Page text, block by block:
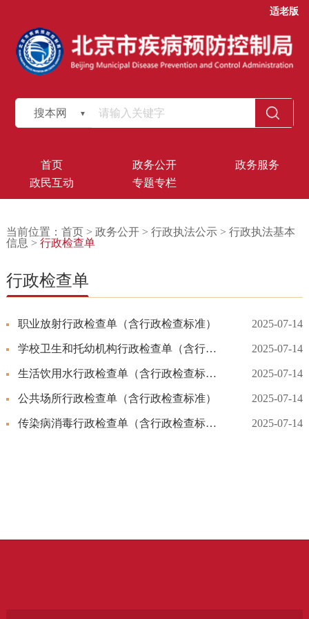
适老版
搜本网
首页 政务公开
政务服务
政民互动
专题专栏
当前位置： 首页> 政务公开> 行政执法公示> 行政执法基本
信息 > 行政检查单
行政检查单
职业放射行政检查单（含行政检查标准） 2025-07-14
学校卫生和托幼机构行政检查单（含行政检查标准） 2025-07-14
生活饮用水行政检查单（含行政检查标准） 2025-07-14
公共场所行政检查单（含行政检查标准） 2025-07-14
传染病消毒行政检查单（含行政检查标准） 2025-07-14